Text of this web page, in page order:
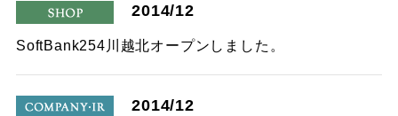
shop
2014/12
SoftBank254川越北オープンしました。
2014/12